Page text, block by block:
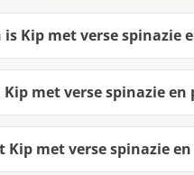
Kip met verse spinazie
met verse spinazie
met verse spinazie